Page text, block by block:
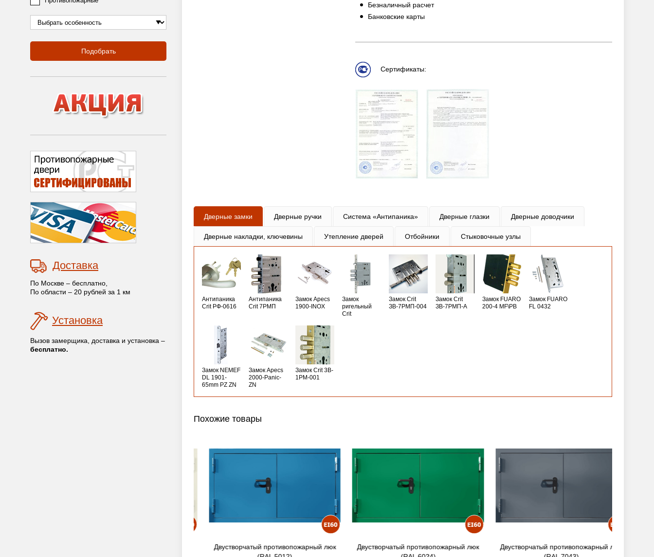
Подобрать
Доставка
По Москве – бесплатно,
По области – 20 рублей за 1 км
Установка
Вызов замерщика, доставка и установка –
бесплатно.
Безналичный расчет
Банковские карты
Сертификаты:
Дверные замки Дверные ручки Система «Антипаника» Дверные глазки Дверные доводчики
Дверные накладки, ключевины Утепление дверей Отбойники Стыковочные узлы
Антипаника
Crit РФ-0616
Антипаника
Crit 7РМП
Замок Apecs
1900-INOX
Замок
ригельный
Crit
Замок Crit
ЗВ-7РМП-004
Замок Crit
ЗВ-7РМП-А
Замок FUARO
200-4 MF\РВ
Замок FUARO
FL 0432
Замок NEMEF
DL 1901-
65mm PZ ZN
Замок Apecs
2000-Panic-
ZN
Замок Crit 3B-
1PM-001
Похожие товары
Двустворчатый противопожарный люк
Двустворчатый противопожарный люк
Двустворчатый противопожарный люк